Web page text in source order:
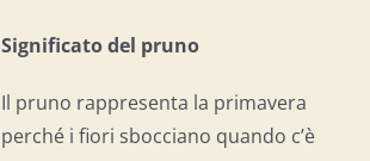
Significato del pruno
Il pruno rappresenta la primavera
perché i fiori sbocciano quando c’è